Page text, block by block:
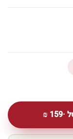
·
159
₪